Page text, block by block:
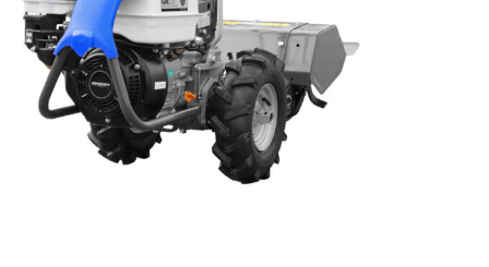
Επιλέξτε την εταιρεία που επιθυμείτε
Επιλέξτε είδος